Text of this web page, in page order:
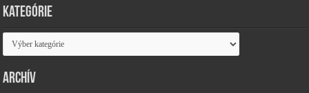
Kategórie
Kategórie
Archív